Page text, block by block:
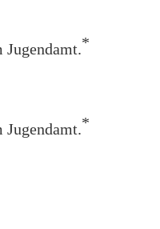
*
Jugendamt.*